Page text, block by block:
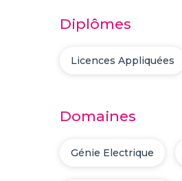
Diplômes
Licences Appliquées
Domaines
Génie Electrique